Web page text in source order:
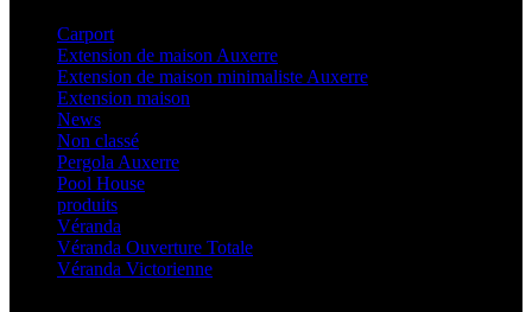
Carport
Extension de maison Auxerre
Extension de maison minimaliste Auxerre
Extension maison
News
Non classé
Pergola Auxerre
Pool House
produits
Véranda
Véranda Ouverture Totale
Véranda Victorienne